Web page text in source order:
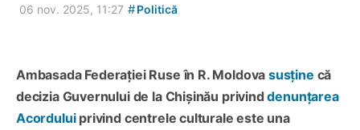
06 nov. 2025, 11:27 #Politică
Ambasada Federației Ruse în R. Moldova susține că
decizia Guvernului de la Chișinău privinddenunțarea
Acorduluiprivind centrele culturale este una